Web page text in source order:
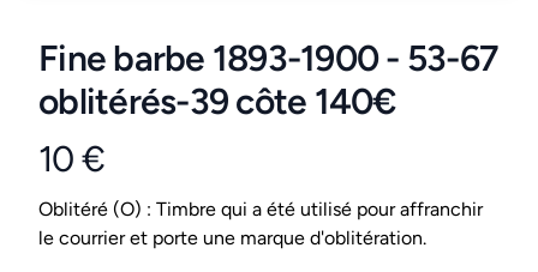
Fine barbe 1893-1900 - 53-67
oblitérés-39 côte 140€
Product information
10 €
Conditions
Oblitéré (O) : Timbre qui a été utilisé pour affranchir
le courrier et porte une marque d'oblitération.